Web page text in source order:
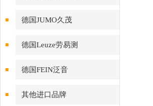
德国JUMO久茂
德国Leuze劳易测
德国FEIN泛音
其他进口品牌